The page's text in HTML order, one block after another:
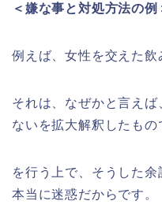
＜嫌な事と対処方法の例
例えば、女性を交えた飲
それは、なぜかと言え
ないを拡大解釈したもの
を行う上で、そうした
本当に迷惑だからです。